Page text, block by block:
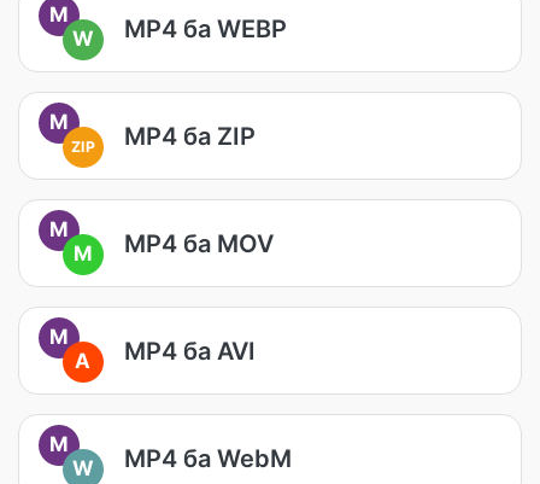
M
W
MP4 ба WEBP
M
ZIP MP4 ба ZIP
M
M
MP4 ба MOV
M
A
MP4 ба AVI
M
W
MP4 ба WebM